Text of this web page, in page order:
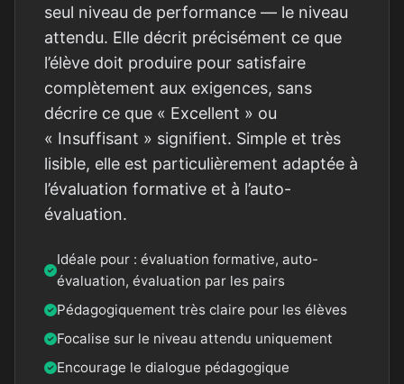
seul niveau de performance — le niveau
attendu. Elle décrit précisément ce que
l’élève doit produire pour satisfaire
complètement aux exigences, sans
décrire ce que « Excellent » ou
« Insuffisant » signifient. Simple et très
lisible, elle est particulièrement adaptée à
l’évaluation formative et à l’auto-
évaluation.
Idéale pour : évaluation formative, auto-
évaluation, évaluation par les pairs
Pédagogiquement très claire pour les élèves
Focalise sur le niveau attendu uniquement
Encourage le dialogue pédagogique